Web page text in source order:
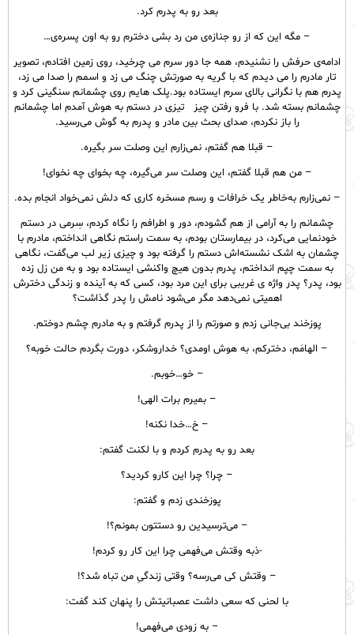
بعد رو به پدرم کرد.
– مگه این که از رو جنازه‌ی من رد بشی دخترم رو به اون پسره‌ی…
ادامه‌ی حرفش را نشنیدم، همه جا دور سرم می چرخید، روی زمین افتادم، تصویر
تار مادرم را می دیدم که با گریه به صورتش چنگ می زد و اسمم را صدا می زد،
پدرم هم با نگرانی بالای سرم ایستاده بود.پلک هایم روی چشمانم سنگینی کرد و
چشمانم بسته شد. با فرو رفتن چیز تیزی در دستم به هوش آمدم اما چشمانم
را باز نکردم، صدای بحث بین مادر و پدرم به گوش می‌رسید.
– قبلا هم گفتم، نمی‌زارم این وصلت سر بگیره.
– من هم قبلا گفتم، این وصلت سر می‌گیره، چه بخوای چه نخوای!
– نمی‌زارم به‌خاطر یک خرافات و رسم مسخره کاری که دلش نمی‌خواد انجام بده.
چشمانم را به آرامی از هم گشودم، دور و اطرافم را نگاه کردم، سِرمی در دستم
خودنمایی می‌کرد، در بیمارستان بودم، به سمت راستم نگاهی انداختم، مادرم با
چشمان به اشک نشسته‌اش دستم را گرفته بود و چیزی زیر لب می‌گفت، نگاهی
به سمت چپم انداختم، پدرم بدون هیچ واکنشی ایستاده بود و به من زل زده
بود، پدر؟ پدر واژه ی غریبی برای این مرد بود، کسی که به آینده و زندگی دخترش
اهمیتی نمی‌دهد مگر می‌شود نامش را پدر گذاشت؟
پوزخند بی‌جانی زدم و صورتم را از پدرم گرفتم و به مادرم چشم دوختم.
– الهامَم، دخترکم، به هوش اومدی؟ خداروشکر، دورت بگردم حالت خوبه؟
– خو…خوبم.
– بمیرم برات الهی!
– خ…خدا نکنه!
بعد رو به پدرم کردم و با لکنت گفتم:
– چرا؟ چرا این کارو کردید؟
پوزخندی زدم و گفتم:
– می‌ترسیدین رو دستتون بمونم؟!
-ذبه وقتش می‌فهمی چرا این کار رو کردم!
– وقتش کی می‌‌رسه؟ وقتی زندگیِ من تباه شد؟!
با لحنی که سعی داشت عصبانیتش را پنهان کند گفت:
– به زودی می‌فهمی!